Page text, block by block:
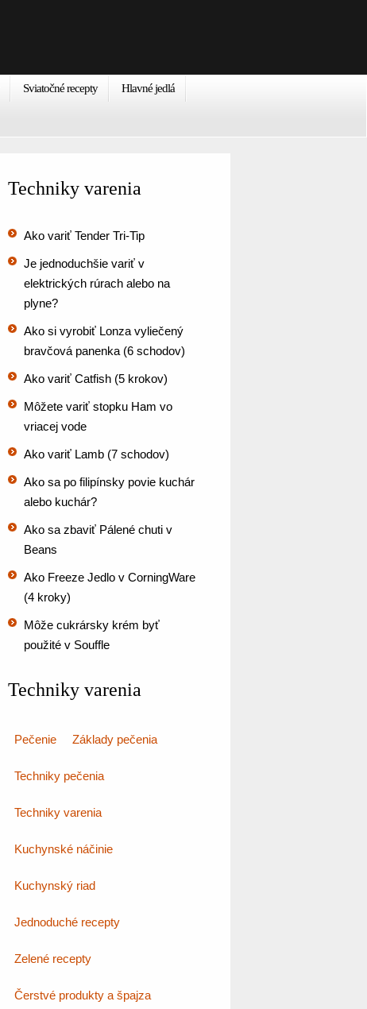
Sviatočné recepty Hlavné jedlá
Techniky varenia
Ako variť Tender Tri-Tip
Je jednoduchšie variť v
elektrických rúrach alebo na
plyne?
Ako si vyrobiť Lonza vyliečený
bravčová panenka (6 schodov)
Ako variť Catfish (5 krokov)
Môžete variť stopku Ham vo
vriacej vode
Ako variť Lamb (7 schodov)
Ako sa po filipínsky povie kuchár
alebo kuchár?
Ako sa zbaviť Pálené chuti v
Beans
Ako Freeze Jedlo v CorningWare
(4 kroky)
Môže cukrársky krém byť
použité v Souffle
Techniky varenia
Pečenie Základy pečenia
Techniky pečenia
Techniky varenia
Kuchynské náčinie
Kuchynský riad
Jednoduché recepty
Zelené recepty
Čerstvé produkty a špajza